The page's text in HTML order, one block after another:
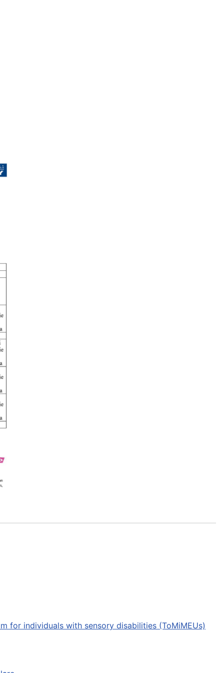
for individuals with sensory disabilities (ToMiMEUs)